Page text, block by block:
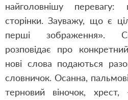
найголовнішу
сторінки. Зауважу, що є
перші зображення».
розповідає про
нові слова подаються
словничок. Осанна,
терновий віночок,